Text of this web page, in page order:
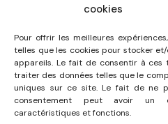
cookies
Pour offrir les meilleures
telles que les cookies pour stocker
appareils. Le fait de consentir à
traiter des données telles que le
uniques sur ce site. Le fait de ne
consentement peut avoir un
caractéristiques et fonctions.
L’habitacle propose de
rangement généreux